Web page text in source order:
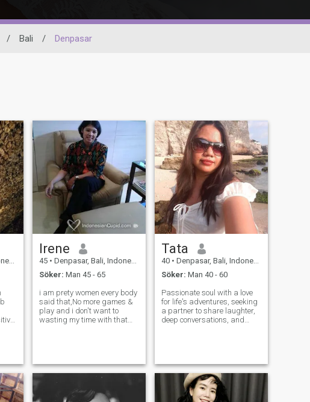
/ Bali / Denpasar
bar
av
Irene
45 • Denpasar, Bali, Indonesien
Söker: Man 45 - 65
i am prety women every body
said that,No more games &
play and i don't want to
wasting my time with that
school soon if you want me I
want "BETTER LIF
Tata
40 • Denpasar, Bali, Indonesien
Söker: Man 40 - 60
Passionate soul with a love
for life's adventures, seeking
a partner to share laughter,
deep conversations, and
growth, support, and mutual
re